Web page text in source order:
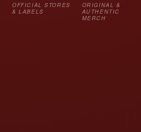
OFFICIAL STORES
& LABELS
ORIGINAL &
AUTHENTIC
MERCH